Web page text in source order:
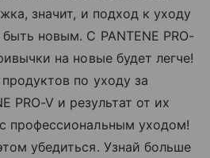
значит, и подход к уходу
новым. С PANTENE PRO-
на новые будет легче!
по уходу за
PRO-V и результат от их
профессиональным уходом!
убедиться. Узнай больше